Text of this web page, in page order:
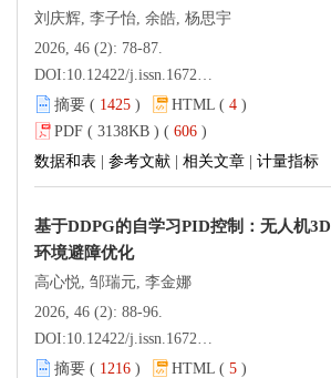
刘庆辉, 李子怡, 余皓, 杨思宇
2026, 46 (2): 78-87.
DOI:10.12422/j.issn.1672-6952.2026.02.009
摘要 ( 1425 ) HTML ( 4 )
PDF ( 3138KB ) ( 606 )
数据和表 | 参考文献 | 相关文章 | 计量指标
基于DDPG的自学习PID控制：无人机3D
环境避障优化
高心悦, 邹瑞元, 李金娜
2026, 46 (2): 88-96.
DOI:10.12422/j.issn.1672-6952.2026.02.010
摘要 ( 1216 ) HTML ( 5 )